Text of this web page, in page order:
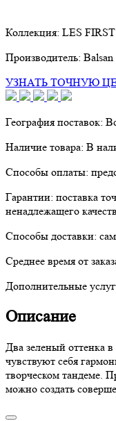
Коллекция: LES FIRST
Производитель: Balsan
УЗНАТЬ ТОЧНУЮ
География поставок:
Наличие товара: В
Способы оплаты:
Гарантии: поставка
ненадлежащего
Способы доставки:
Среднее время от
Дополнительные
Описание
Два зеленый оттенка
чувствуют себя
творческом тандеме.
можно создать